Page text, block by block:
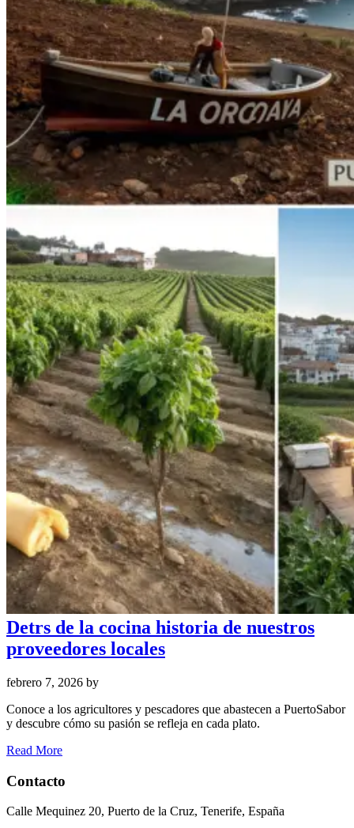
Detrs de la cocina historia de nuestros
proveedores locales
febrero 7, 2026 by
Conoce a los agricultores y pescadores que abastecen a PuertoSabor
y descubre cómo su pasión se refleja en cada plato.
Read More
Contacto
Calle Mequinez 20, Puerto de la Cruz, Tenerife, España